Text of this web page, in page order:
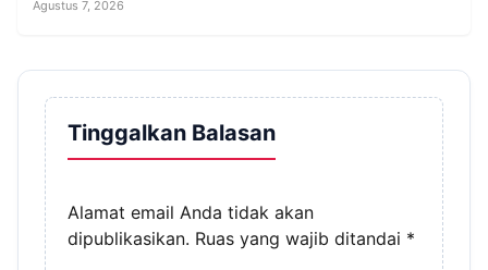
Agustus 7, 2026
Tinggalkan Balasan
Alamat email Anda tidak akan
dipublikasikan. Ruas yang wajib ditandai *